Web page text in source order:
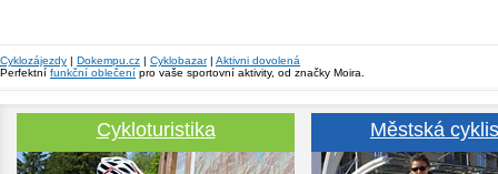
Cyklozájezdy | Dokempu.cz | Cyklobazar| Aktivni dovolená
Perfektní funkční oblečení pro vaše sportovní aktivity, od značky Moira.
Cykloturistika Městská